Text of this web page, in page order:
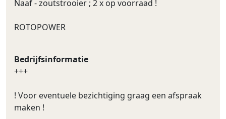
Naaf - zoutstrooier ; 2 x op voorraad !
ROTOPOWER
Bedrijfsinformatie
+++
! Voor eventuele bezichtiging graag een afspraak
maken !